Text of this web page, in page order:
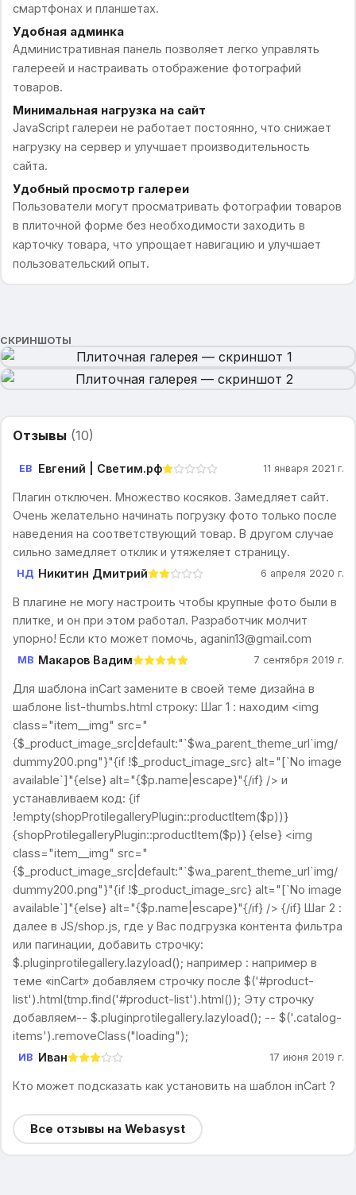
смартфонах и планшетах.
Удобная админка
Административная панель позволяет легко управлять
галереей и настраивать отображение фотографий
товаров.
Минимальная нагрузка на сайт
JavaScript галереи не работает постоянно, что снижает
нагрузку на сервер и улучшает производительность
сайта.
Удобный просмотр галереи
Пользователи могут просматривать фотографии товаров
в плиточной форме без необходимости заходить в
карточку товара, что упрощает навигацию и улучшает
пользовательский опыт.
СКРИНШОТЫ
Отзывы (10)
ЕВ Евгений | Светим.рф 11 января 2021 г.
Плагин отключен. Множество косяков. Замедляет сайт.
Очень желательно начинать погрузку фото только после
наведения на соответствующий товар. В другом случае
сильно замедляет отклик и утяжеляет страницу.
НД Никитин Дмитрий 6 апреля 2020 г.
В плагине не могу настроить чтобы крупные фото были в
плитке, и он при этом работал. Разработчик молчит
упорно! Если кто может помочь, aganin13@gmail.com
МВ Макаров Вадим 7 сентября 2019 г.
Для шаблона inCart замените в своей теме дизайна в
шаблоне list-thumbs.html строку: Шаг 1 : находим <img
class="item__img" src="
{$_product_image_src|default:"`$wa_parent_theme_url`img/
dummy200.png"}"{if !$_product_image_src} alt="[`No image
available`]"{else} alt="{$p.name|escape}"{/if} /> и
устанавливаем код: {if
!empty(shopProtilegalleryPlugin::productItem($p))}
{shopProtilegalleryPlugin::productItem($p)} {else} <img
class="item__img" src="
{$_product_image_src|default:"`$wa_parent_theme_url`img/
dummy200.png"}"{if !$_product_image_src} alt="[`No image
available`]"{else} alt="{$p.name|escape}"{/if} /> {/if} Шаг 2 :
далее в JS/shop.js, где у Вас подгрузка контента фильтра
или пагинации, добавить строчку:
$.pluginprotilegallery.lazyload(); например : например в
теме «inCart» добавляем строчку после $('#product-
list').html(tmp.find('#product-list').html()); Эту строчку
добавляем-- $.pluginprotilegallery.lazyload(); -- $('.catalog-
items').removeClass("loading");
ИВ Иван 17 июня 2019 г.
Кто может подсказать как установить на шаблон inCart ?
Все отзывы на Webasyst